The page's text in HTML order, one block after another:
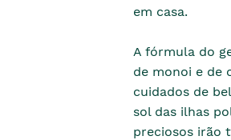
em casa.
A fórmula do
de monoi e de
cuidados de
sol das ilhas
preciosos irão